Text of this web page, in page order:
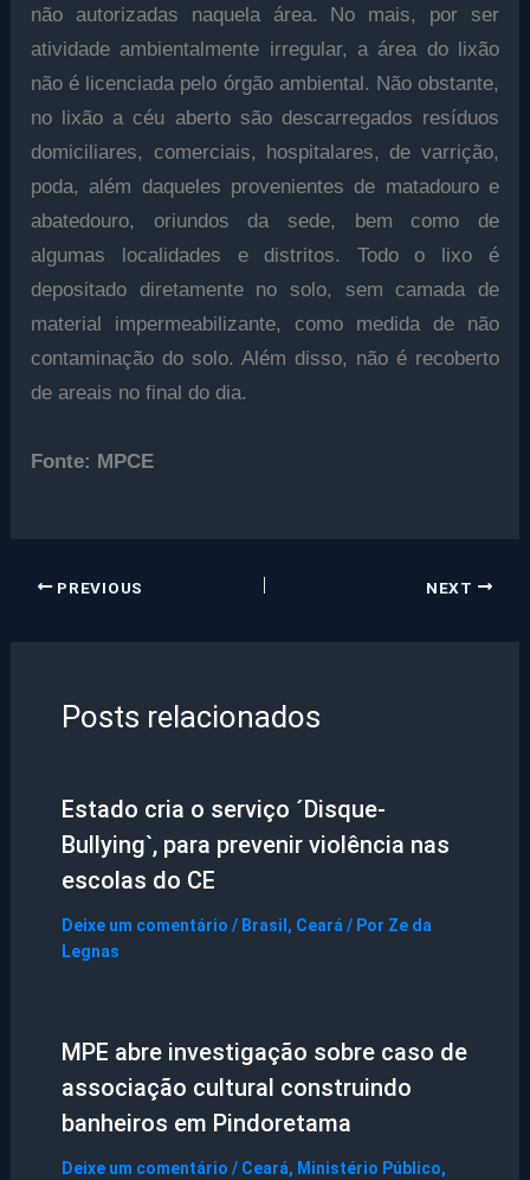
não autorizadas naquela área. No mais, por ser
atividade ambientalmente irregular, a área do lixão
não é licenciada pelo órgão ambiental. Não obstante,
no lixão a céu aberto são descarregados resíduos
domiciliares, comerciais, hospitalares, de varrição,
poda, além daqueles provenientes de matadouro e
abatedouro, oriundos da sede, bem como de
algumas localidades e distritos. Todo o lixo é
depositado diretamente no solo, sem camada de
material impermeabilizante, como medida de não
contaminação do solo. Além disso, não é recoberto
de areais no final do dia.
Fonte: MPCE
PREVIOUS NEXT
Posts relacionados
Estado cria o serviço ´Disque-
Bullying`, para prevenir violência nas
escolas do CE
Deixe um comentário / Brasil , Ceará/ Por Ze da
Legnas
MPE abre investigação sobre caso de
associação cultural construindo
banheiros em Pindoretama
Deixe um comentário / Ceará, Ministério Público,